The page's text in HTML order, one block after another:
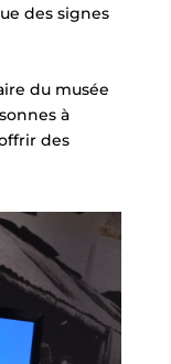
des signes
du musée
à
des